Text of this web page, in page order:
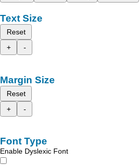
Text Size
Reset
+
-
Margin Size
Reset
+
-
Font Type
Enable Dyslexic Font